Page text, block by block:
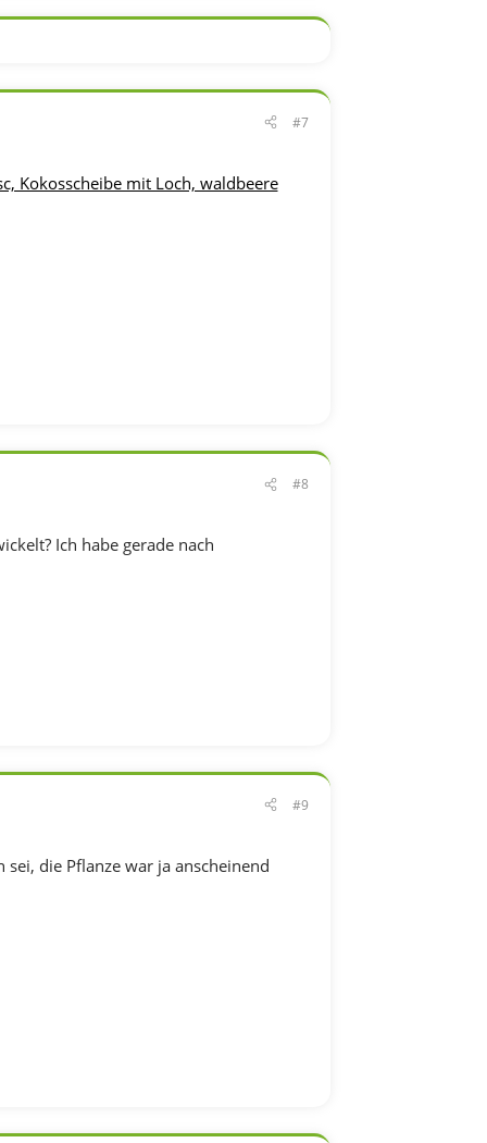
#7
Kokosscheibe mit Loch, waldbeere
#8
Ich habe gerade nach
#9
die Pflanze war ja anscheinend